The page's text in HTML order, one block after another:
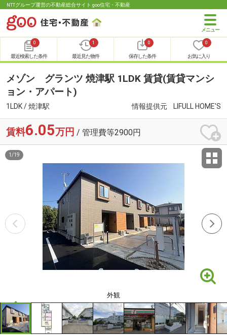
NTTグループ運営の不動産総合サイト goo住宅・不動産
0
最近検索した条件
1
最近見た物件
0
保存した条件
0
お気に入り
メゾン グランツ 焼津駅 1LDK 賃貸(賃貸マンシ
ョン・アパート)
1LDK / 焼津駅 情報提供元 LIFULL HOME'S
賃料6.05万円 / 管理費等2900円
外観
1 /19